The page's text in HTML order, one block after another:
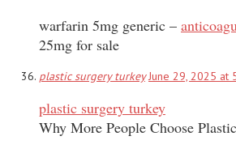
warfarin 5mg generic –
25mg for sale
plastic surgery turkey June 29, 2025 at
plastic surgery turkey
Why More People Choose